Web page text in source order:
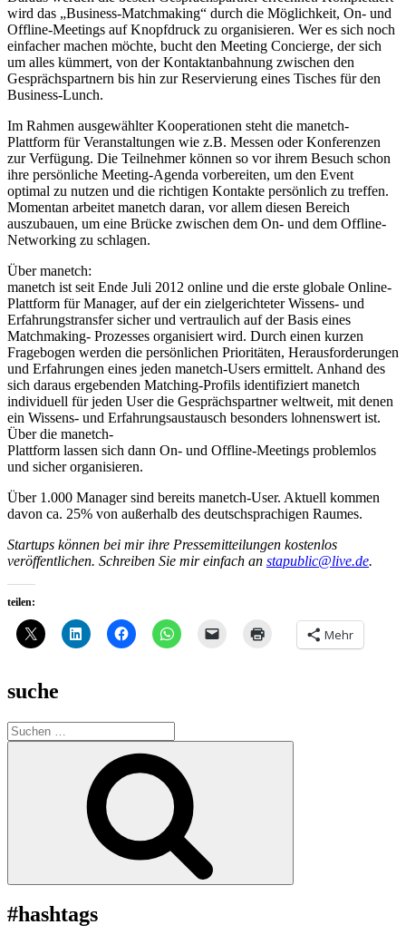
wird das „Business-Matchmaking“ durch die Möglichkeit, On- und
Offline-Meetings auf Knopfdruck zu organisieren. Wer es sich noch
einfacher machen möchte, bucht den Meeting Concierge, der sich
um alles kümmert, von der Kontaktanbahnung zwischen den
Gesprächspartnern bis hin zur Reservierung eines Tisches für den
Business-Lunch.
Im Rahmen ausgewählter Kooperationen steht die manetch-
Plattform für Veranstaltungen wie z.B. Messen oder Konferenzen
zur Verfügung. Die Teilnehmer können so vor ihrem Besuch schon
ihre persönliche Meeting-Agenda vorbereiten, um den Event
optimal zu nutzen und die richtigen Kontakte persönlich zu treffen.
Momentan arbeitet manetch daran, vor allem diesen Bereich
auszubauen, um eine Brücke zwischen dem On- und dem Offline-
Networking zu schlagen.
Über manetch:
manetch ist seit Ende Juli 2012 online und die erste globale Online-
Plattform für Manager, auf der ein zielgerichteter Wissens- und
Erfahrungstransfer sicher und vertraulich auf der Basis eines
Matchmaking- Prozesses organisiert wird. Durch einen kurzen
Fragebogen werden die persönlichen Prioritäten, Herausforderungen
und Erfahrungen eines jeden manetch-Users ermittelt. Anhand des
sich daraus ergebenden Matching-Profils identifiziert manetch
individuell für jeden User die Gesprächspartner weltweit, mit denen
ein Wissens- und Erfahrungsaustausch besonders lohnenswert ist.
Über die manetch-
Plattform lassen sich dann On- und Offline-Meetings problemlos
und sicher organisieren.
Über 1.000 Manager sind bereits manetch-User. Aktuell kommen
davon ca. 25% von außerhalb des deutschsprachigen Raumes.
Startups können bei mir ihre Pressemitteilungen kostenlos
veröffentlichen. Schreiben Sie mir einfach an stapublic@live.de.
teilen:
Mehr
suche
Suche
nach:
#hashtags